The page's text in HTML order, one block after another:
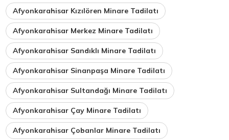
Afyonkarahisar Kızılören Minare Tadilatı
Afyonkarahisar Merkez Minare Tadilatı
Afyonkarahisar Sandıklı Minare Tadilatı
Afyonkarahisar Sinanpaşa Minare Tadilatı
Afyonkarahisar Sultandağı Minare Tadilatı
Afyonkarahisar Çay Minare Tadilatı
Afyonkarahisar Çobanlar Minare Tadilatı